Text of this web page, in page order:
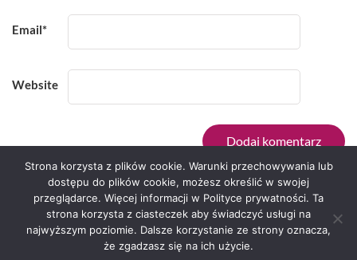
Email*
Website
Serwis zaprojektował Grzegorz Sztank .
Strona korzysta z plików cookie. Warunki przechowywania lub
dostępu do plików cookie, możesz określić w swojej
przeglądarce. Więcej informacji w Polityce prywatności. Ta
strona korzysta z ciasteczek aby świadczyć usługi na
najwyższym poziomie. Dalsze korzystanie ze strony oznacza,
że zgadzasz się na ich użycie.